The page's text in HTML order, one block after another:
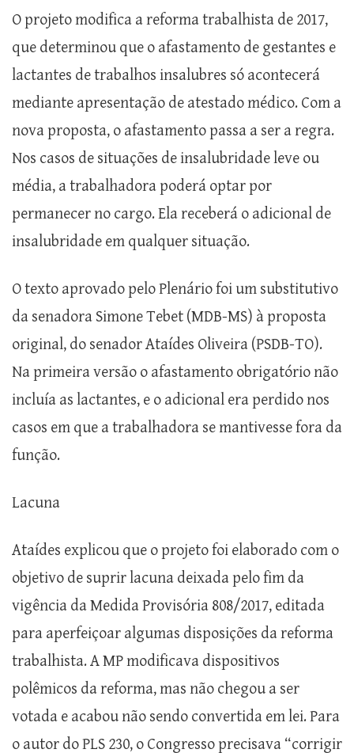
O projeto modifica a reforma trabalhista de 2017,
que determinou que o afastamento de gestantes e
lactantes de trabalhos insalubres só acontecerá
mediante apresentação de atestado médico. Com a
nova proposta, o afastamento passa a ser a regra.
Nos casos de situações de insalubridade leve ou
média, a trabalhadora poderá optar por
permanecer no cargo. Ela receberá o adicional de
insalubridade em qualquer situação.
O texto aprovado pelo Plenário foi um substitutivo
da senadora Simone Tebet (MDB-MS) à proposta
original, do senador Ataídes Oliveira (PSDB-TO).
Na primeira versão o afastamento obrigatório não
incluía as lactantes, e o adicional era perdido nos
casos em que a trabalhadora se mantivesse fora da
função.
Lacuna
Ataídes explicou que o projeto foi elaborado com o
objetivo de suprir lacuna deixada pelo fim da
vigência da Medida Provisória 808/2017, editada
para aperfeiçoar algumas disposições da reforma
trabalhista. A MP modificava dispositivos
polêmicos da reforma, mas não chegou a ser
votada e acabou não sendo convertida em lei. Para
o autor do PLS 230, o Congresso precisava “corrigir